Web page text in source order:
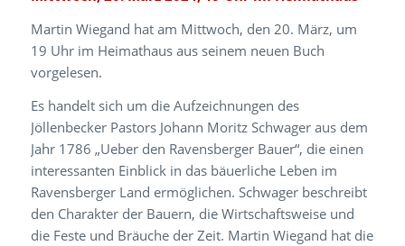
Martin Wiegand hat am Mittwoch, den 20. März, um
19 Uhr im Heimathaus aus seinem neuen Buch
vorgelesen.
Es handelt sich um die Aufzeichnungen des
Jöllenbecker Pastors Johann Moritz Schwager aus dem
Jahr 1786 „Ueber den Ravensberger Bauer“, die einen
interessanten Einblick in das bäuerliche Leben im
Ravensberger Land ermöglichen. Schwager beschreibt
den Charakter der Bauern, die Wirtschaftsweise und
die Feste und Bräuche der Zeit. Martin Wiegand hat die